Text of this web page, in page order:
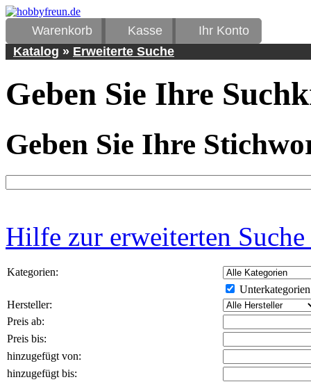
Warenkorb Kasse
Ihr Konto
Katalog » Erweiterte Suche
Geben Sie Ihre
Geben Sie Ihre
Hilfe zur erweiterten Suche
Kategorien:
Hersteller:
Preis ab:
Preis bis:
hinzugefügt von:
hinzugefügt bis: